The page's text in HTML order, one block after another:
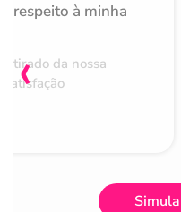
respeito à minha
da nossa
‹